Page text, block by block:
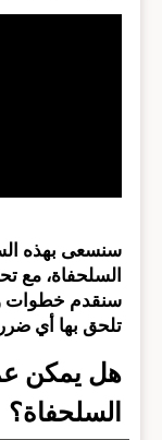
سنسعى بهذه
السلحفاة، مع
سنقدم خطوات
تلحق بها أي ضرر.
هل يمكن
السلحفاة؟